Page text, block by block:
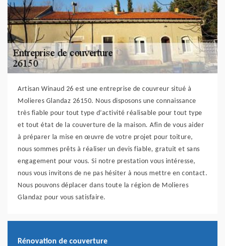
Artisan Winaud 26 est une entreprise de couvreur situé à
Molieres Glandaz 26150. Nous disposons une connaissance
très fiable pour tout type d’activité réalisable pour tout type
et tout état de la couverture de la maison. Afin de vous aider
à préparer la mise en œuvre de votre projet pour toiture,
nous sommes prêts à réaliser un devis fiable, gratuit et sans
engagement pour vous. Si notre prestation vous intéresse,
nous vous invitons de ne pas hésiter à nous mettre en contact.
Nous pouvons déplacer dans toute la région de Molieres
Glandaz pour vous satisfaire.
Rénovation de couverture